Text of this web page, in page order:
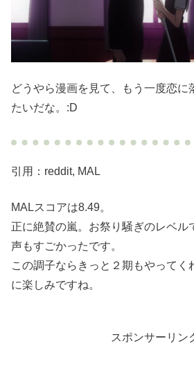
どうやら漫画を見て、もう一度恋に
たいだな。:D
引用：reddit, MAL
MALスコアは8.49。
正に絶賛の嵐。お祭り騒ぎのレベル
声もすごかったです。
この調子ならきっと２期もやってく
に楽しみですね。
スポンサーリン